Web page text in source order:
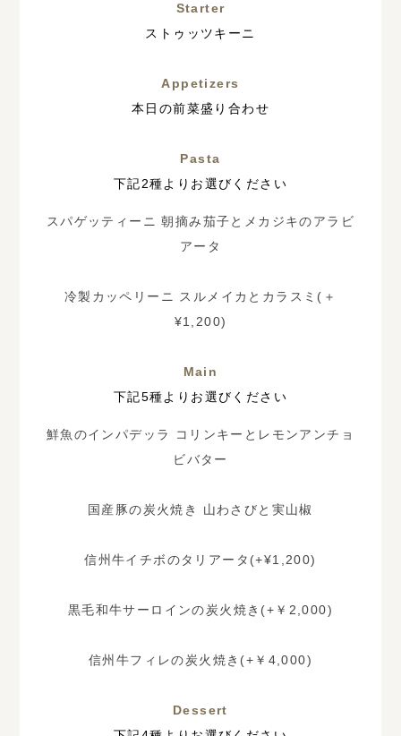
Starter
ストゥッツキーニ
Appetizers
本日の前菜盛り合わせ
Pasta
下記2種よりお選びください
スパゲッティーニ 朝摘み茄子とメカジキのアラビ
アータ
冷製カッペリーニ スルメイカとカラスミ(＋
¥1,200)
Main
下記5種よりお選びください
鮮魚のインパデッラ コリンキーとレモンアンチョ
ビバター
国産豚の炭火焼き 山わさびと実山椒
信州牛イチボのタリアータ (+¥1,200)
黒毛和牛サーロインの炭火焼き (+￥2,000)
信州牛フィレの炭火焼き (+￥4,000)
Dessert